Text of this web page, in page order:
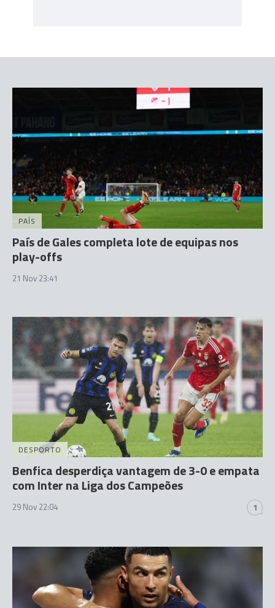
PAÍS
País de Gales completa lote de equipas nos
play-offs
21 Nov 23:41
DESPORTO
Benfica desperdiça vantagem de 3-0 e empata
com Inter na Liga dos Campeões
29 Nov 22:04 1